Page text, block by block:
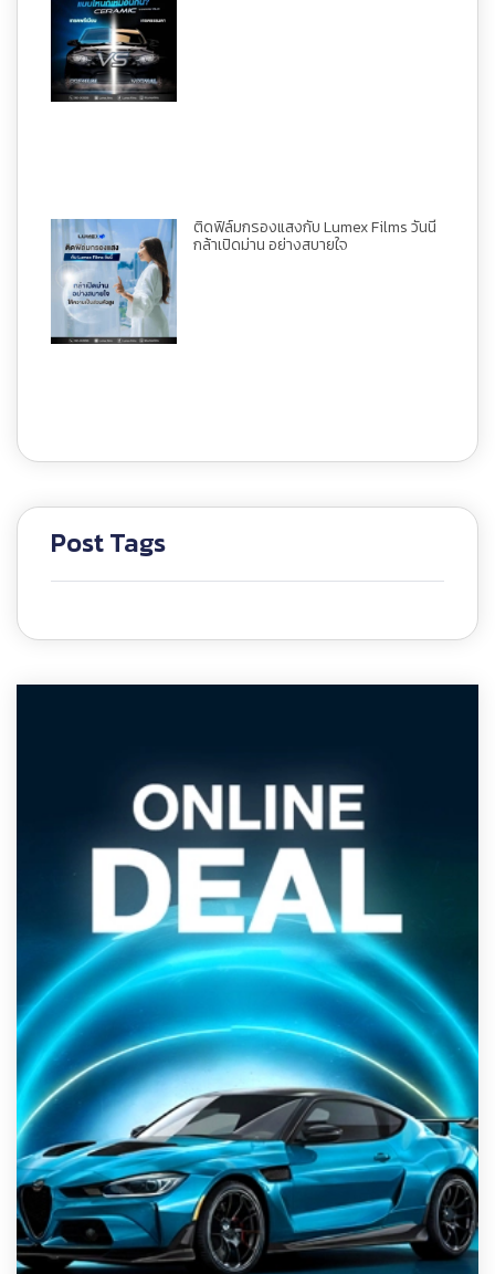
ติดฟิล์มกรองแสงกับ Lumex Films วันนี้
กล้าเปิดม่าน อย่างสบายใจ
Post Tags